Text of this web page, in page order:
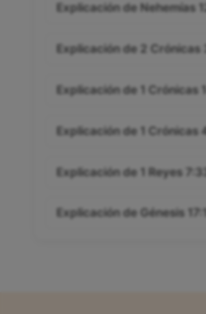
Explicación de Nehemías
Explicación de 2 Crónicas
Explicación de 1 Crónicas
Explicación de 1 Crónicas
Explicación de 1 Reyes
Explicación de Génesis